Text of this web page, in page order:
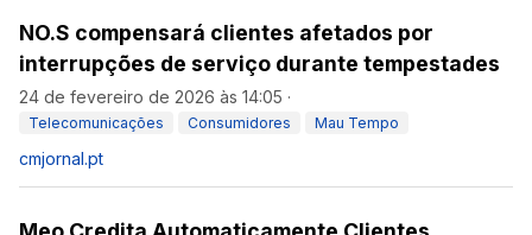
NO.S compensará clientes afetados por
interrupções de serviço durante tempestades
24 de fevereiro de 2026 às 14:05 ·
Telecomunicações Consumidores Mau Tempo
cmjornal.pt